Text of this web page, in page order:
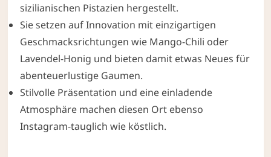
sizilianischen Pistazien hergestellt.
Sie setzen auf Innovation mit einzigartigen
Geschmacksrichtungen wie Mango-Chili oder
Lavendel-Honig und bieten damit etwas Neues für
abenteuerlustige Gaumen.
Stilvolle Präsentation und eine einladende
Atmosphäre machen diesen Ort ebenso
Instagram-tauglich wie köstlich.